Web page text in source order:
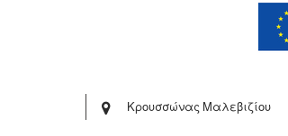
Κρουσσώνας Μαλεβιζίου